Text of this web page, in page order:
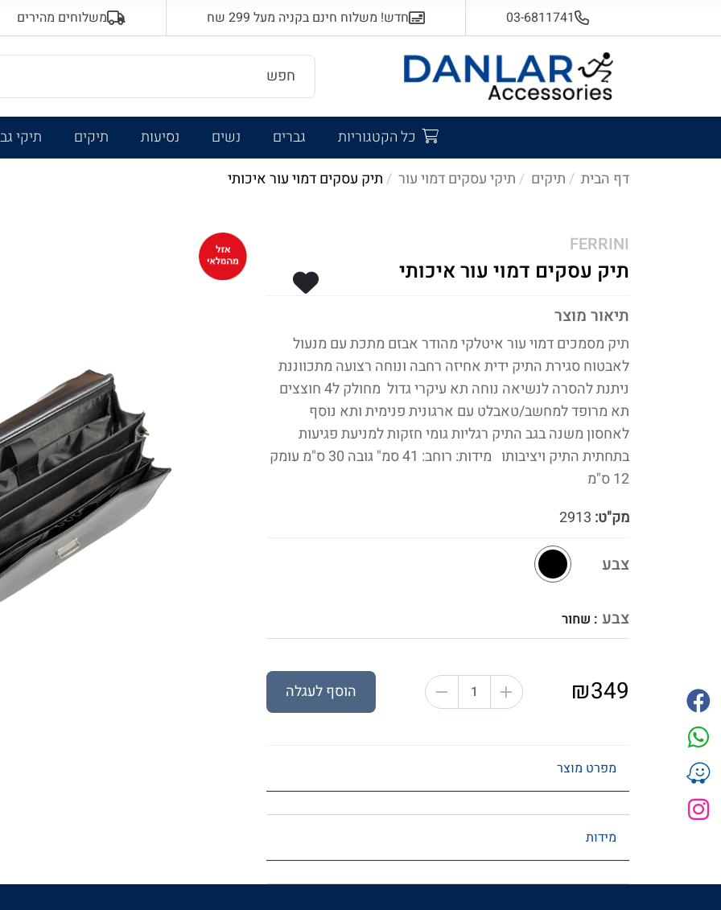
03-6811741 חדש! משלוח חינם בקניה מעל 299 שח משלוחים מהירים
כל הקטגוריות גברים נשים נסיעות תיקים
תיקי גב
דף הבית
תיקים תיקי עסקים דמוי עור תיק עסקים דמוי עור איכותי
FERRINI
תיק עסקים דמוי עור איכותי
תיאור מוצר
תיק מסמכים דמוי עור איטלקי מהודר אבזם מתכת עם מנעול
לאבטוח סגירת התיק ידית אחיזה רחבה ונוחה רצועה מתכווננת
ניתנת להסרה לנשיאה נוחה תא עיקרי גדול מחולק ל4 חוצצים
תא מרופד למחשב/טאבלט עם ארגונית פנימית ותא נוסף
לאחסון משנה בגב התיק רגליות גומי חזקות למניעת פגיעות
בתחתית התיק ויציבותו מידות: רוחב: 41 סמ" גובה 30 ס"מ עומק
12 ס"מ
מק"ט:
צבע
צבע : שחור
₪349 הוסף לעגלה
מפרט מוצר
מידות